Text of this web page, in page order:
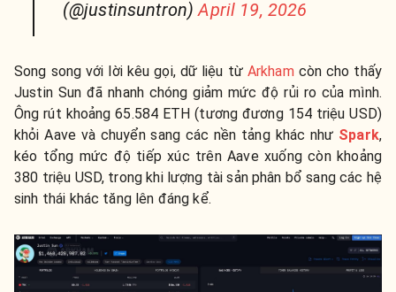
(@justinsuntron)April 19, 2026
Song song với lời kêu gọi, dữ liệu từ Arkhamcòn cho thấy
Justin Sun đã nhanh chóng giảm mức độ rủi ro của mình.
Ông rút khoảng 65.584 ETH (tương đương 154 triệu USD)
khỏi Aave và chuyển sang các nền tảng khác như Spark,
kéo tổng mức độ tiếp xúc trên Aave xuống còn khoảng
380 triệu USD, trong khi lượng tài sản phân bổ sang các hệ
sinh thái khác tăng lên đáng kể.